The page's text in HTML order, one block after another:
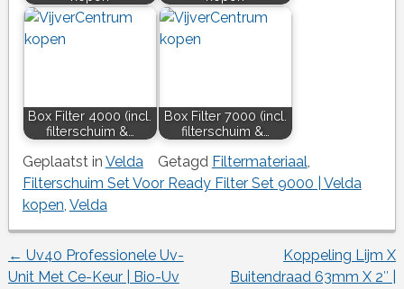
Box Filter 4000 (incl.
filterschuim &…
Box Filter 7000 (incl.
filterschuim &…
Geplaatst in Velda Getagd Filtermateriaal,
Filterschuim Set Voor Ready Filter Set 9000 | Velda
kopen, Velda
Berichtnavigatie
← Uv40 Professionele Uv-
Unit Met Ce-Keur | Bio-Uv
Koppeling Lijm X
Buitendraad 63mm X 2″ |